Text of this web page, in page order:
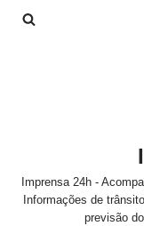
Imprensa 24h -
Informações de
previsão